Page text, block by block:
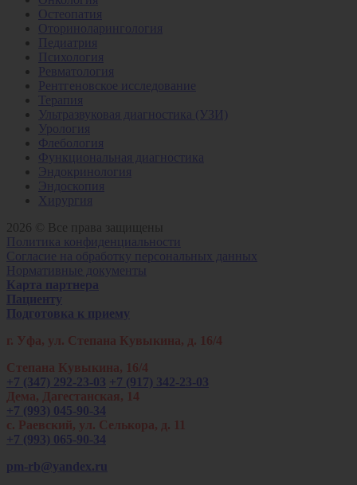
Остеопатия
Оториноларингология
Педиатрия
Психология
Ревматология
Рентгеновское исследование
Терапия
Ультразвуковая диагностика (УЗИ)
Урология
Флебология
Функциональная диагностика
Эндокринология
Эндоскопия
Хирургия
2026 © Все права защищены
Политика конфиденциальности
Согласие на обработку персональных данных
Нормативные документы
Карта партнера
Пациенту
Подготовка к приему
г. Уфа, ул. Степана Кувыкина, д. 16/4
Степана Кувыкина, 16/4
+7 (347) 292-23-03 +7 (917) 342-23-03
Дема, Дагестанская, 14
+7 (993) 045-90-34
с. Раевский, ул. Селькора, д. 11
+7 (993) 065-90-34
pm-rb@yandex.ru